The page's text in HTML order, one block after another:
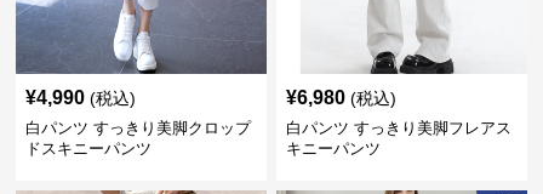
¥4,990 (税込)
白パンツ すっきり美脚クロップ
ドスキニーパンツ
¥6,980 (税込)
白パンツ すっきり美脚フレアス
キニーパンツ